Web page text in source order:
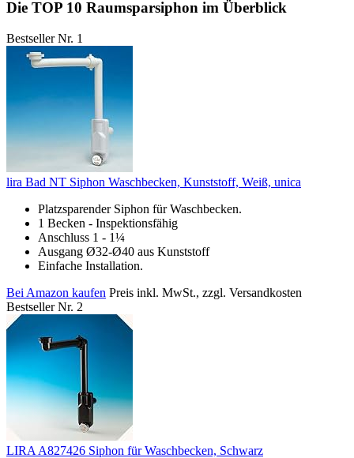
Die TOP 10 Raumsparsiphon im Überblick
Bestseller Nr. 1
lira Bad NT Siphon Waschbecken, Kunststoff, Weiß, unica
Platzsparender Siphon für Waschbecken.
1 Becken - Inspektionsfähig
Anschluss 1 - 1¼
Ausgang Ø32-Ø40 aus Kunststoff
Einfache Installation.
Bei Amazon kaufen Preis inkl. MwSt., zzgl. Versandkosten
Bestseller Nr. 2
LIRA A827426 Siphon für Waschbecken, Schwarz